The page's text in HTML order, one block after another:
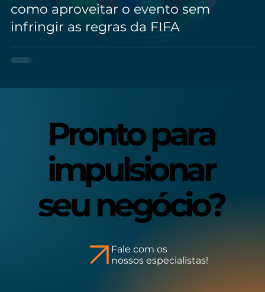
como aproveitar o evento sem
infringir as regras da FIFA
Pronto para
impulsionar
seu negócio?
Pronto para
impulsionar
seu negócio?
Fale com os
nossos especialistas!